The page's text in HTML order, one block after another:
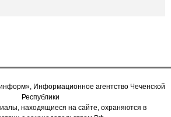
Информационное агентство Чеченской
Республики
находящиеся на сайте, охраняются в